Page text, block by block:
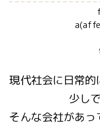
現代社会に日常
少し
そんな会社があっ